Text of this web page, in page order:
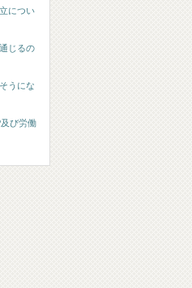
につい
じるの
うにな
び労働